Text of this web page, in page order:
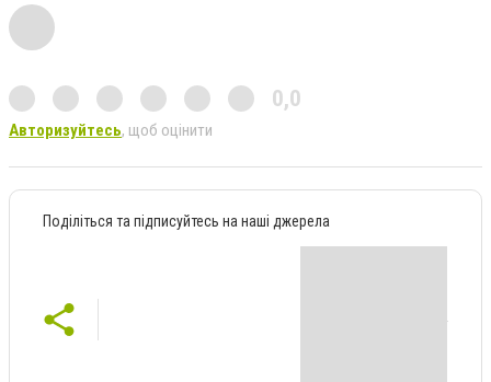
0,0
Авторизуйтесь, щоб оцінити
Поділіться та підписуйтесь на наші джерела